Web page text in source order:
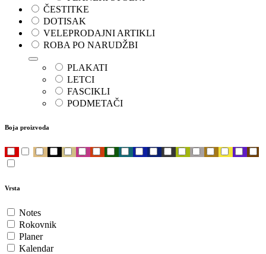
ČESTITKE
DOTISAK
VELEPRODAJNI ARTIKLI
ROBA PO NARUDŽBI
PLAKATI
LETCI
FASCIKLI
PODMETAČI
Boja proizvoda
Vrsta
Notes
Rokovnik
Planer
Kalendar